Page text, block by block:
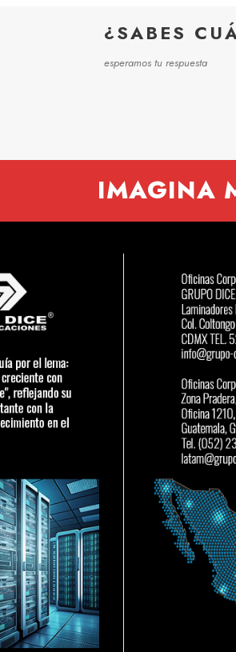
¿SABES
esperamos tu respuesta
IMAGINA